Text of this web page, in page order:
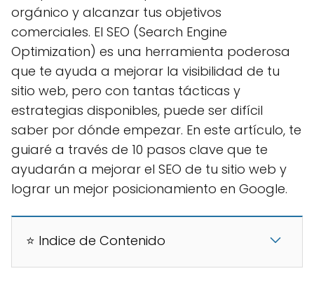
orgánico y alcanzar tus objetivos
comerciales. El SEO (Search Engine
Optimization) es una herramienta poderosa
que te ayuda a mejorar la visibilidad de tu
sitio web, pero con tantas tácticas y
estrategias disponibles, puede ser difícil
saber por dónde empezar. En este artículo, te
guiaré a través de 10 pasos clave que te
ayudarán a mejorar el SEO de tu sitio web y
lograr un mejor posicionamiento en Google.
⭐ Indice de Contenido